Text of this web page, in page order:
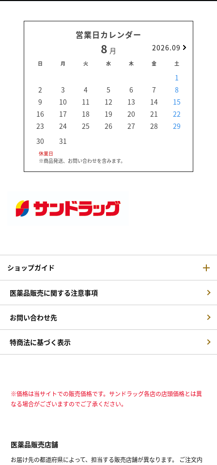
営業日カレンダー
8 月 2026.09
日 月 火 水 木 金 土
1
2
3 4 5 6 7
8
9
10 11 12 13 14
15
16
17 18 19 20 21
22
23
24 25 26 27 28
29
30
31
休業日
※商品発送、お問い合わせを含みます。
ショップガイド
医薬品販売に関する注意事項
お問い合わせ先
特商法に基づく表示
※価格は当サイトでの販売価格です。サンドラッグ各店の店頭価格とは異
なる場合がございますのでご了承ください。
医薬品販売店舗
お届け先の都道府県によって、担当する販売店舗が異なります。 ご注文内